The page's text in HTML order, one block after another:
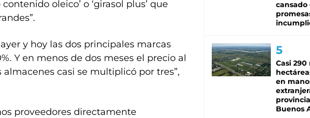
oleico’ o ‘girasol plus’ que
y hoy las dos principales marcas
Y en menos de dos meses el precio al
casi se multiplicó por tres”,
proveedores directamente
cansado
Casi 290
en
Buenos